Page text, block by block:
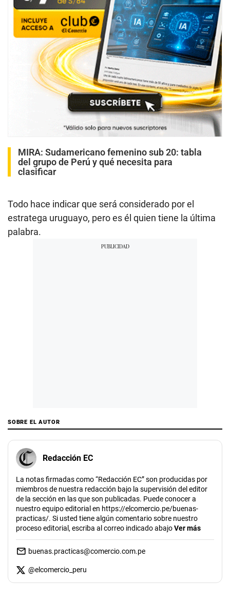
MIRA: Sudamericano femenino sub 20: tabla
del grupo de Perú y qué necesita para
clasificar
Todo hace indicar que será considerado por el
estratega uruguayo, pero es él quien tiene la última
palabra.
SOBRE EL AUTOR
Redacción EC
La notas firmadas como “Redacción EC” son producidas por
miembros de nuestra redacción bajo la supervisión del editor
de la sección en las que son publicadas. Puede conocer a
nuestro equipo editorial en https://elcomercio.pe/buenas-
practicas/. Si usted tiene algún comentario sobre nuestro
proceso editorial, escriba al correo indicado abajoVer más
buenas.practicas@comercio.com.pe
@elcomercio_peru